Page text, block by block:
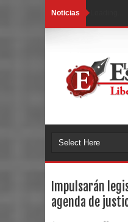
Noticias
Impulsarán
agenda de